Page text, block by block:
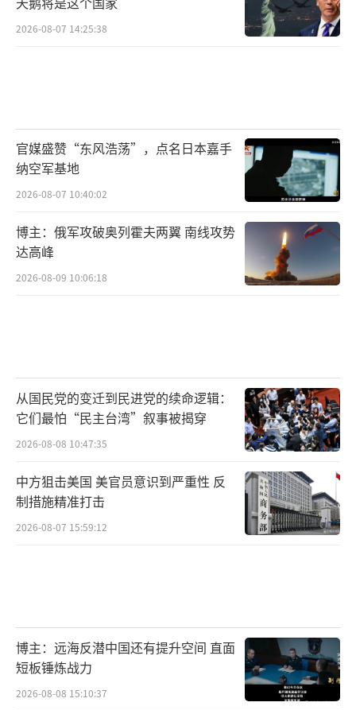
2026-08-07 14:25:38
官媒盛赞“东风浩荡”，点名日本嘉手
纳空军基地
2026-08-07 10:40:02
博主：俄军攻破奥列霍夫两翼 南线攻势
达高峰
2026-08-09 10:06:18
从国民党的变迁到民进党的续命逻辑：
它们最怕“民主台湾”叙事被揭穿
2026-08-08 10:47:35
中方狙击美国 美官员意识到严重性 反
制措施精准打击
2026-08-07 15:59:12
博主：远海反潜中国还有提升空间 直面
短板锤炼战力
2026-08-08 15:10:37